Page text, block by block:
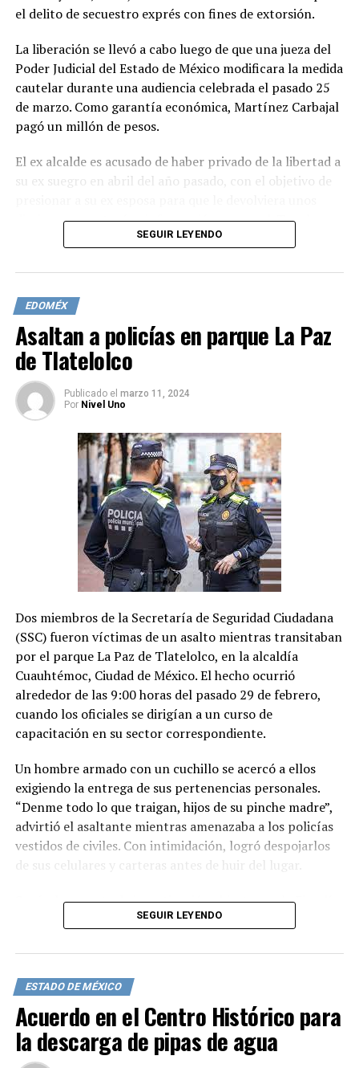
el delito de secuestro exprés con fines de extorsión.
La liberación se llevó a cabo luego de que una jueza del
Poder Judicial del Estado de México modificara la medida
cautelar durante una audiencia celebrada el pasado 25
de marzo. Como garantía económica, Martínez Carbajal
pagó un millón de pesos.
El ex alcalde es acusado de haber privado de la libertad a
su ex suegro en abril del año pasado, con el objetivo de
diarios que contenían información personal. Tras lograr
su objetivo, Martínez Carbajal liberó a su ex suegro.
El cambio de la medida cautelar incluye el uso de un
brazalete electrónico georeferenciado, que permitirá
conocer la ubicación del ex alcalde en tiempo real.
Además, se le impuso la obligación de presentarse
semanalmente en el juzgado y se le prohibió acercarse o
comunicarse con las víctimas.
La causa penal está en la etapa de investigación
complementaria, que fue extendida cuatro meses más,
hasta el 18 de julio, por una juez la semana pasada.
SEGUIR LEYENDO
EDOMÉX
Asaltan a policías en parque La Paz
de Tlatelolco
Publicado el marzo 11, 2024
Por Nivel Uno
Dos miembros de la Secretaría de Seguridad Ciudadana
(SSC) fueron víctimas de un asalto mientras transitaban
por el parque La Paz de Tlatelolco, en la alcaldía
Cuauhtémoc, Ciudad de México. El hecho ocurrió
alrededor de las 9:00 horas del pasado 29 de febrero,
cuando los oficiales se dirigían a un curso de
capacitación en su sector correspondiente.
Un hombre armado con un cuchillo se acercó a ellos
exigiendo la entrega de sus pertenencias personales.
“Denme todo lo que traigan, hijos de su pinche madre”,
advirtió el asaltante mientras amenazaba a los policías
vestidos de civiles. Con intimidación, logró despojarlos
de sus celulares y carteras antes de huir del lugar.
Según la carpeta de investigación abierta por la Fiscalía
General de Justicia de la Ciudad de México, los afectados,
investigación bajo la categoría de robo calificado. Este
incidente se suma a otros ataques a elementos de la SSC
en la capital, incluyendo un robo a una agente de
tránsito en febrero pasado en la colonia Pedregal de
Santa Úrsula, en Coyoacán.
SEGUIR LEYENDO
ESTADO DE MÉXICO
Acuerdo en el Centro Histórico para
la descarga de pipas de agua